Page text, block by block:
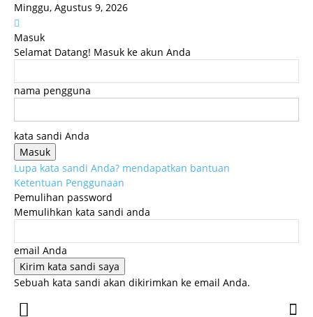
Minggu, Agustus 9, 2026
Masuk
Selamat Datang! Masuk ke akun Anda
nama pengguna
kata sandi Anda
Lupa kata sandi Anda? mendapatkan bantuan
Ketentuan Penggunaan
Pemulihan password
Memulihkan kata sandi anda
email Anda
Sebuah kata sandi akan dikirimkan ke email Anda.